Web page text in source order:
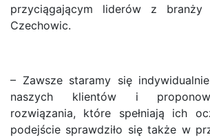
przyciągającym liderów z branży
Czechowic.
– Zawsze staramy się
naszych klientów i
rozwiązania, które spełniają ich
podejście sprawdziło się także w